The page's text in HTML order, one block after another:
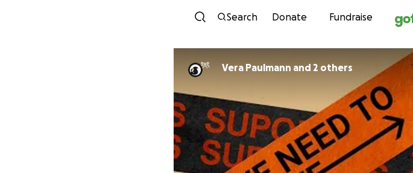
Skip to
Search Donate Fundraise
Vera Paulmann and 2 others